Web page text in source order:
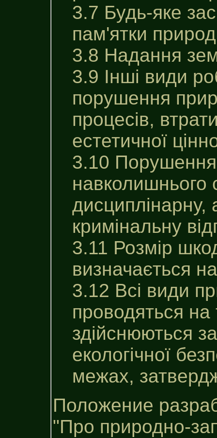
3.7 Будь-яке
пам'ятки
3.8 Надання
3.9 Інші види
порушення
процесів,
естетичної
3.10
навколишнього
дисциплінарну,
кримінальну
3.11 Розмір
визначається
3.12 Всі види
проводяться на
здійснюються
екологічної
межах,
Положение
"Про природно-